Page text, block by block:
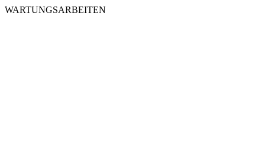
WARTUNGSARBEITEN